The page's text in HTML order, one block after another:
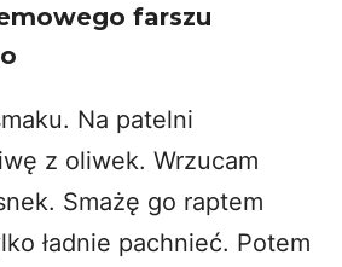
farszu
Na patelni
z oliwek. Wrzucam
Smażę go raptem
ładnie pachnieć. Potem